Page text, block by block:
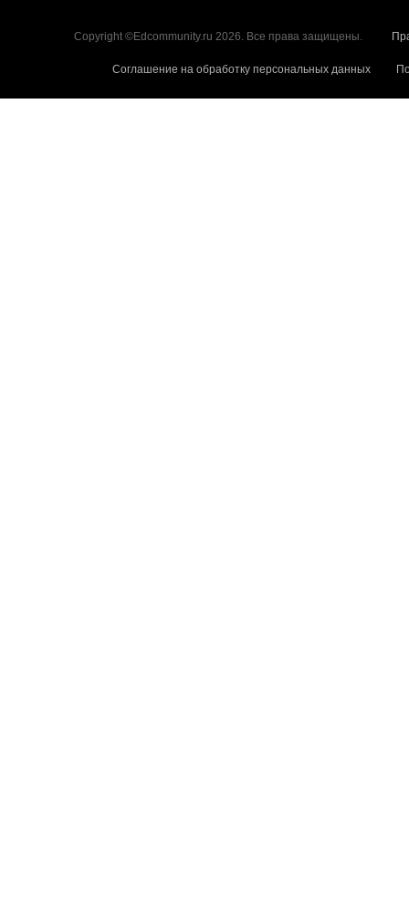
Copyright ©Edcommunity.ru 2026. Все права защищены.
Соглашение на обработку персональных данных